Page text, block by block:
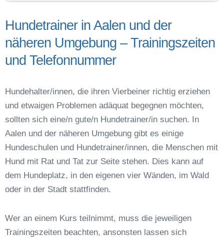
Hundetrainer in Aalen und der näheren
Telefonnummer
Das macht einen guten Hundetrainer aus
Hundetrainer Ausbildung in Aalen oder online
Hundezubehör für das Training und
Hundespielzeug zur Beschäftigung
Preisvergleich der Hundeschulen in Aalen
Hundeschulen vs. Hundesportvereine in Aalen
So findet man den richtigen Hundetrainer in
Aalen
Darum lohnt sich der Besuch einer
Hundetrainer in Aalen und der
näheren Umgebung – Trainingszeiten
und Telefonnummer
Hundehalter/innen, die ihren Vierbeiner richtig erziehen
und etwaigen Problemen adäquat begegnen möchten,
sollten sich eine/n gute/n Hundetrainer/in suchen. In
Aalen und der näheren Umgebung gibt es einige
Hundeschulen und Hundetrainer/innen, die Menschen mit
Hund mit Rat und Tat zur Seite stehen. Dies kann auf
dem Hundeplatz, in den eigenen vier Wänden, im Wald
oder in der Stadt stattfinden.
Wer an einem Kurs teilnimmt, muss die jeweiligen
Trainingszeiten beachten, ansonsten lassen sich